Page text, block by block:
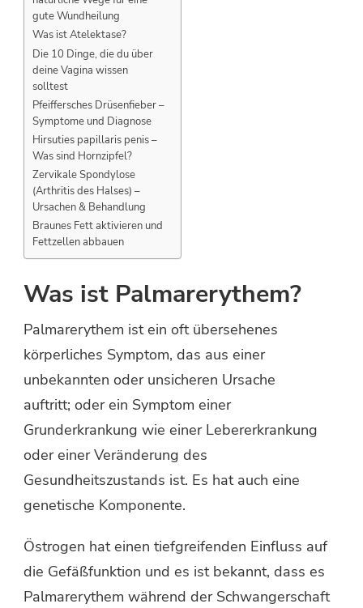
gute Wundheilung
Was ist Atelektase?
Die 10 Dinge, die du über
deine Vagina wissen
solltest
Pfeiffersches Drüsenfieber –
Symptome und Diagnose
Hirsuties papillaris penis –
Was sind Hornzipfel?
Zervikale Spondylose
(Arthritis des Halses) –
Ursachen & Behandlung
Braunes Fett aktivieren und
Fettzellen abbauen
Was ist Palmarerythem?
Palmarerythem ist ein oft übersehenes
körperliches Symptom, das aus einer
unbekannten oder unsicheren Ursache
auftritt; oder ein Symptom einer
Grunderkrankung wie einer Lebererkrankung
oder einer Veränderung des
Gesundheitszustands ist. Es hat auch eine
genetische Komponente.
Östrogen hat einen tiefgreifenden Einfluss auf
die Gefäßfunktion und es ist bekannt, dass es
Palmarerythem während der Schwangerschaft